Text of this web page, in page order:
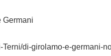
Germani
Terni/di-girolamo-e-germani-